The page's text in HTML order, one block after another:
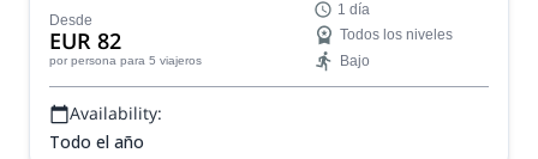
lugar icónico en Cataluña.
Desde
EUR 82
por persona para 5 viajeros
1 día
Todos los niveles
Bajo
Availability:
Todo el año